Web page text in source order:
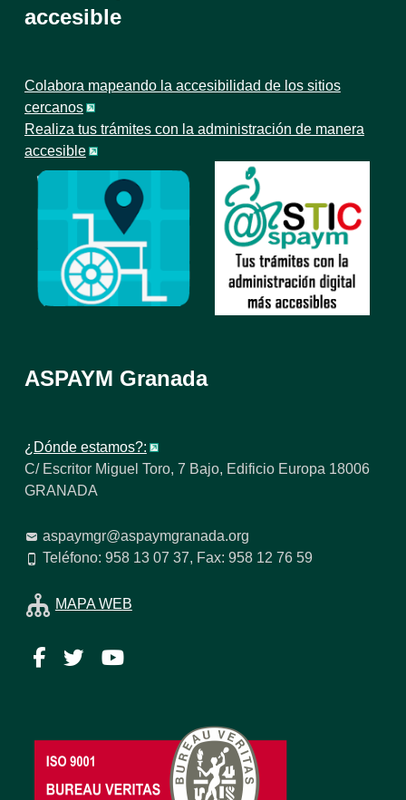
accesible
Colabora mapeando la accesibilidad de los sitios
cercanos
Realiza tus trámites con la administración de manera
accesible
ASPAYM Granada
¿Dónde estamos?:
C/ Escritor Miguel Toro, 7 Bajo, Edificio Europa 18006
GRANADA
aspaymgr@aspaymgranada.org
Teléfono: 958 13 07 37, Fax: 958 12 76 59
MAPA WEB
Facebook
TwitterYouTube